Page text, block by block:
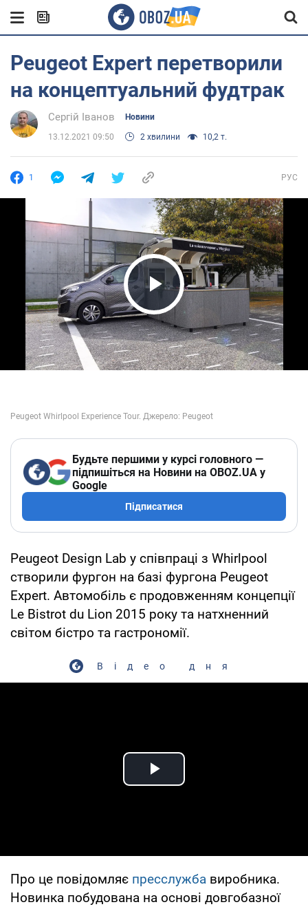
Peugeot Expert перетворили
на концептуальний фудтрак
Сергій Іванов Новини
13.12.2021 09:50 2 хвилини 10,2 т.
1 РУС
Play Video
Будьте першими у курсі головного —
підпишіться на Новини на OBOZ.UA у
Google
Підписатися
Peugeot Design Lab у співпраці з Whirlpool
створили фургон на базі фургона Peugeot
Expert. Автомобіль є продовженням концепції
Le Bistrot du Lion 2015 року та натхненний
світом бістро та гастрономії.
Відео дня
Play Video
Про це повідомляє пресслужба виробника.
Новинка побудована на основі довгобазної